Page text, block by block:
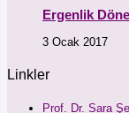
Ergenlik
3 Ocak 2017
Linkler
Prof. Dr. Sara